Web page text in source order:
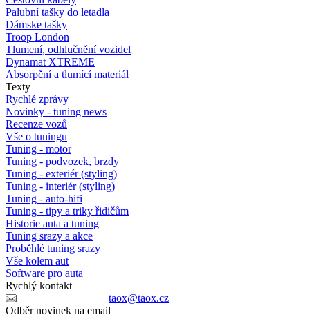
Palubní tašky do letadla
Dámske tašky
Troop London
Tlumení, odhlučnění vozidel
Dynamat XTREME
Absorpční a tlumící materiál
Texty
Rychlé zprávy
Novinky - tuning news
Recenze vozů
Vše o tuningu
Tuning - motor
Tuning - podvozek, brzdy
Tuning - exteriér (styling)
Tuning - interiér (styling)
Tuning - auto-hifi
Tuning - tipy a triky řidičům
Historie auta a tuning
Tuning srazy a akce
Proběhlé tuning srazy
Vše kolem aut
Software pro auta
Rychlý kontakt
taox@taox.cz
Odběr novinek na email